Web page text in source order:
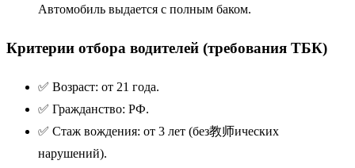
Автомобиль выдается с полным баком.
Критерии отбора водителей (требования ТБК)
✅ Возраст: от 21 года.
✅ Гражданство: РФ.
✅ Стаж вождения: от 3 лет (без教师ических
нарушений).